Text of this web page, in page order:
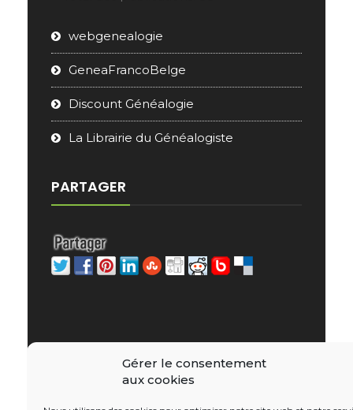
Gérer le consentement
aux cookies
webgenealogie
GeneaFrancoBelge
Discount Généalogie
La Librairie du Généalogiste
PARTAGER